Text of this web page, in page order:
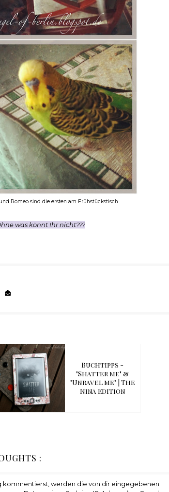
Romeo sind die ersten am Frühstückstisch
was könnt Ihr nicht???
Buchtipps -
"Shatter me" &
"Unravel me" | The
Nina Edition
:
kommentierst, werden die von dir eingegebenen